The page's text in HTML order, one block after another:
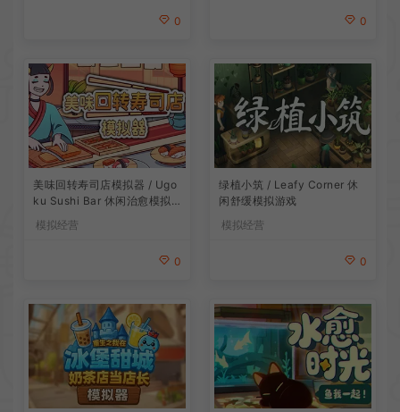
0 0
美味回转寿司店模拟器 / Ugo
ku Sushi Bar 休闲治愈模拟
模拟经营
0
绿植小筑 / Leafy Corner 休
闲舒缓模拟游戏
模拟经营
0